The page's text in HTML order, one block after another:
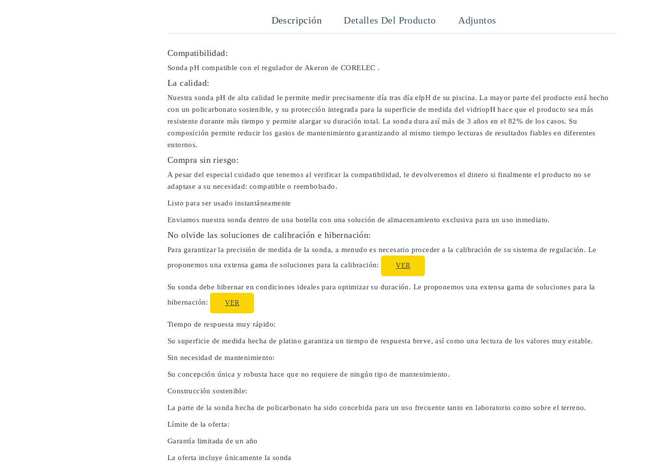
Descripción Detalles Del Producto Adjuntos
Compatibilidad:
Sonda pH compatible con el regulador de Akeron de CORELEC .
La calidad:
Nuestra sonda pH de alta calidad le permite medir precisamente día tras día elpH de su piscina. La mayor parte del producto está hecho
con un policarbonato sostenible, y su protección integrada para la superficie de medida del vidriopH hace que el producto sea más
resistente durante más tiempo y permite alargar su duración total. La sonda dura así más de 3 años en el 82% de los casos. Su
composición permite reducir los gastos de mantenimiento garantizando al mismo tiempo lecturas de resultados fiables en diferentes
entornos.
Compra sin riesgo:
A pesar del especial cuidado que tenemos al verificar la compatibilidad, le devolveremos el dinero si finalmente el producto no se
adaptase a su necesidad: compatible o reembolsado.
Listo para ser usado instantáneamente
Enviamos nuestra sonda dentro de una botella con una solución de almacenamiento exclusiva para un uso inmediato.
No olvide las soluciones de calibración e hibernación:
Para garantizar la precisión de medida de la sonda, a menudo es necesario proceder a la calibración de su sistema de regulación. Le
proponemos una extensa gama de soluciones para la calibración:
VER
Su sonda debe hibernar en condiciones ideales para optimizar su duración. Le proponemos una extensa gama de soluciones para la
hibernación:
VER
Tiempo de respuesta muy rápido:
Su superficie de medida hecha de platino garantiza un tiempo de respuesta breve, así como una lectura de los valores muy estable.
Sin necesidad de mantenimiento:
Su concepción única y robusta hace que no requiere de ningún tipo de mantenimiento.
Construcción sostenible:
La parte de la sonda hecha de policarbonato ha sido concebida para un uso frecuente tanto en laboratorio como sobre el terreno.
Límite de la oferta:
Garantía limitada de un año
La oferta incluye únicamente la sonda